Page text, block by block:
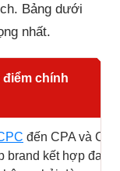
Bảng dưới
nhất.
chính
đến CPA và
brand kết hợp đa